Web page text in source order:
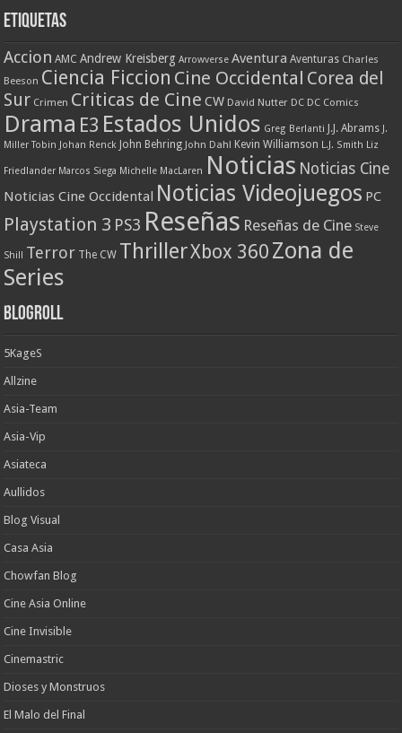
Etiquetas
Accion AMC Andrew Kreisberg Arrowverse Aventura Aventuras Charles
Beeson Ciencia Ficcion Cine Occidental Corea del
Sur Crimen Criticas de Cine CW David Nutter DC DC Comics
Drama E3 Estados Unidos Greg Berlanti J.J. Abrams J.
Miller Tobin
Johan Renck John Behring John Dahl Kevin Williamson L.J. Smith Liz
Friedlander Marcos Siega Michelle MacLaren Noticias Noticias Cine
Noticias Cine Occidental Noticias Videojuegos PC
Playstation 3 PS3 Reseñas Reseñas de Cine Steve
Shill Terror The CW ThrillerXbox 360 Zona de
Series
Blogroll
5KageS
Allzine
Asia-Team
Asia-Vip
Asiateca
Aullidos
Blog Visual
Casa Asia
Chowfan Blog
Cine Asia Online
Cine Invisible
Cinemastric
Dioses y Monstruos
El Malo del Final